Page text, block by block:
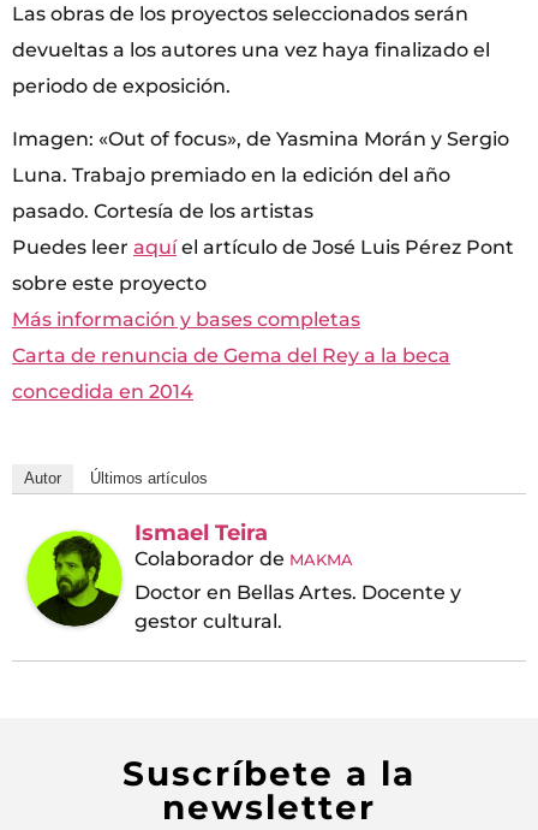
Las obras de los proyectos seleccionados serán
devueltas a los autores una vez haya finalizado el
periodo de exposición.
Imagen: «Out of focus», de Yasmina Morán y Sergio
Luna. Trabajo premiado en la edición del año
pasado. Cortesía de los artistas
Puedes leer aquíel artículo de José Luis Pérez Pont
sobre este proyecto
Más información y bases completas
Carta de renuncia de Gema del Rey a la beca
concedida en 2014
Autor Últimos artículos
Ismael Teira
Colaborador de MAKMA
Doctor en Bellas Artes. Docente y
gestor cultural.
Suscríbete a la
newsletter